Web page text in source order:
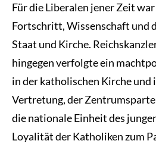
Für die Liberalen jener Zeit
Fortschritt, Wissenschaft und
Staat und Kirche.
hingegen verfolgte ein
in der katholischen Kirche
Vertretung, der
die nationale Einheit des
Loyalität der Katholiken zum